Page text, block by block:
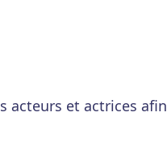
acteurs et actrices afin